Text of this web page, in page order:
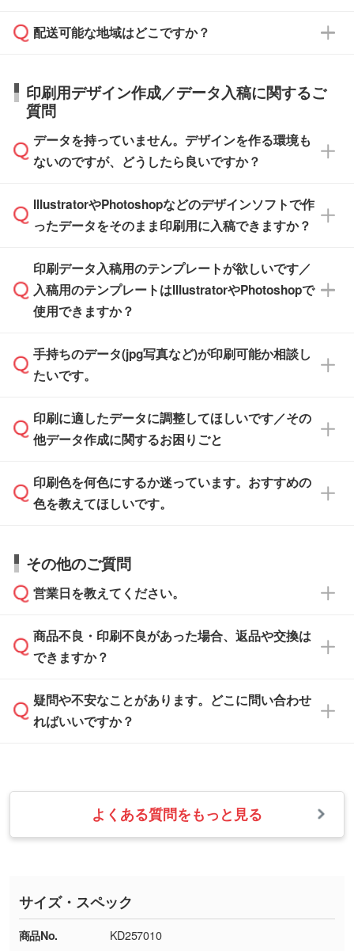
タッフまでお問い合わせください。
ル」に注文予定日をご入力いただくと、おおよ
その締切日や出荷目安をご確認いただけます。
品が決まりましたらお早めのご発注をお願いい
たします。
※土日祝日を除く営業日換算です。
※沖縄・離島は追加日数がかかります。
応が可能かご案内いたします。
す。>>対象商品はこちら
※最短出荷日は商品によって異なります。各商
品ページにてご確認ください
はできかねますので予めご了承ください。
商品によって異なります。各ページにある商品
す。(白箱、化粧箱、ブリスターパックなど)
【袋入り】 商品がひとつずつ袋に入っていま
す。(透明袋、デザイン袋など)
【個包装なし】 個包装がされていない状態で
※化粧箱から白箱への入れ替えや、オリジナル
箱の作成は原則承っておりません。
配送可能な地域はどこですか？
日本全国へお届けが可能です。なお、海外への
直接納品は行っておりませんので予めご了承く
ださい。
印刷用デザイン作成／データ入稿に関するご
質問
データを持っていません。デザインを作る環境も
ないのですが、どうしたら良いですか？
無料の「デザインシミュレーター」を使えば、
PCやスマホから簡単にデザインを作成できま
ザインソフトがなくても安心です。
また、「データ作成サービス
せいただければ、弊社にて無料でデザインデー
タを1点作成いたします。
IllustratorやPhotoshopなどのデザインソフトで作
ったデータをそのまま印刷用に入稿できますか？
IllustratorやPhotoshop、CLIP STUDIOなどのデ
ザインソフトでこだわりのデザインを作成した
い方は、完全データ入稿
積・ご注文フォームにアップロードしてご入稿
ください。
ご入稿後は経験豊富なスタッフがデータに不備
がないかチェックし、お客様と確認してから印
刷に進みますので、ご安心ください。
印刷データ入稿用のテンプレートが欲しいです／
入稿用のテンプレートはIllustratorやPhotoshopで
使用できますか？
一部商品は入稿用テンプレートのご用意があり
ます。各商品ページの『印刷方法・テンプレー
入稿用のテンプレートはPDF形式ですが、
IllustratorやPhotoshopで開いてご利用いただけ
方」をご確認ください。
手持ちのデータ(jpg写真など)が印刷可能か相談し
たいです。
印刷に適したデータ・解像度かどうか、担当ス
タッフが事前に確認いたします。
ムへ添付いただくか、担当スタッフ宛にメール
でお送りください。
い合わせください。
なお、印刷用データの作り方に関する詳細は、
印刷に適したデータに調整してほしいです／その
他データ作成に関するお困りごと
データ作成でお困りの際には、担当スタッフが
サポートいたしますのでお気軽にご相談くださ
から添付してお送りください。
・解像度の低いデータをトレース/調整してほ
しい
解像度の低い画像や、手書きのイラスト、写真
などを、印刷に適したベクターデータに変換し
・フルカラーデータを1色に変換してほしい
・1色印刷でグラデーションや濃淡を表現した
い
す。→詳しく見る
・コーポレートカラーを使って印刷したい／印
印刷色を何色にするか迷っています。おすすめの
色を教えてほしいです。
相談いただきますと、担当スタッフがお客様の
ご希望や商品の本体色を確認し、印刷色をご提
本体色がブラック、ネイビーなど濃色の場合は
白色か淡い色の印刷色をおすすめしておりま
す。
本体色がナチュラルなど淡色の場合、印刷をく
っきりと目立たせたいときは濃い印刷色が、柔
らかい雰囲気にしたいときは淡い印刷色が映え
また、お選びいただいた印刷色が本体色に合わ
ない場合や仕上がりに影響しそうな場合は、ス
タッフから別の色をご案内することもございま
その他のご質問
営業日を教えてください。
営業日は平日の10:00～18:00で、土日祝日はお
休みとなります。注文・見積・お問い合わせ
速やかに対応いたします。
商品不良・印刷不良があった場合、返品や交換は
できますか？
お手数をお掛けいたしますが、至急担当スタッ
フまでご連絡ください。商品の状況を確認し、
・お届け時に商品が損傷・故障している場合
・ご注文と異なる商品が届いた場合
・印刷不良があった場合
※詳しくは「商品の良品基準について
ください。
疑問や不安なことがあります。どこに問い合わせ
ればいいですか？
業日以内に担当スタッフよりメールにてご連絡
いたします。
お急ぎの場合はお電話でのご質問も受け付けて
TEL：0422-29-9911 営業時間10:00～
18:00(土日祝日除く)
お問い合わせフォームはこちら
よくある質問をもっと見る
サイズ・スペック
商品No.
KD257010